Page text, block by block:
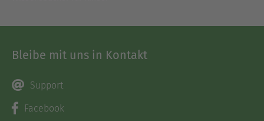
Bleibe mit uns in Kontakt
Support
Facebook